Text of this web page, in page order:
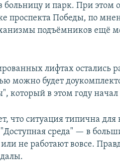
больницу и парк. При этом
проспекта Победы, по
подъёмников ещё
лифтах остались
можно будет
который в этом году начал
что ситуация типична для
среда" — в
не работают вовсе.